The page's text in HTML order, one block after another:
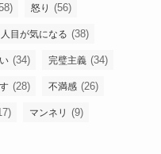
怒り (56)
人目が気になる (38)
(34) 完璧主義 (34)
(28) 不満感 (26)
マンネリ (9)